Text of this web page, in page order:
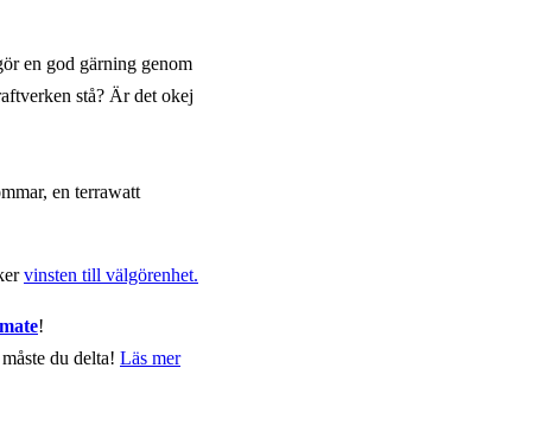
en god gärning genom
stå? Är det okej
en terrawatt
vinsten till välgörenhet.
!
du delta! Läs mer